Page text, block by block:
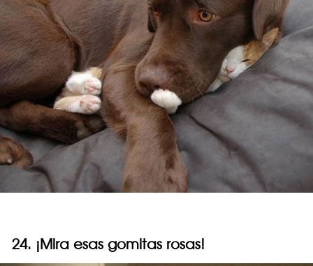
24. ¡Mira esas gomitas rosas!